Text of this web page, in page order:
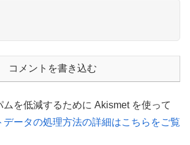
コメントを書き込む
ムを低減するために Akismet を使って
データの処理方法の詳細はこちらをご覧